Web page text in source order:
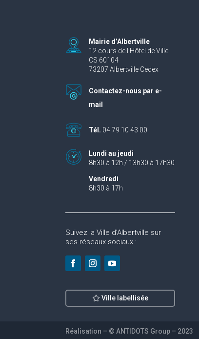
Mairie d’Albertville
12 cours de l’Hôtel de Ville
CS 60104
73207 Albertville Cedex
Contactez-nous par e-
mail
Tél. 04 79 10 43 00
Lundi au jeudi
8h30 à 12h / 13h30 à 17h30
Vendredi
8h30 à 17h
Suivez la Ville d’Albertville sur
ses réseaux sociaux :
Ville labellisée
Réalisation – © ANTIDOTS Group – 2023